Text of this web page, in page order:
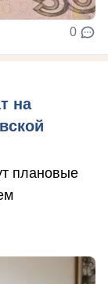
0
на
плановые